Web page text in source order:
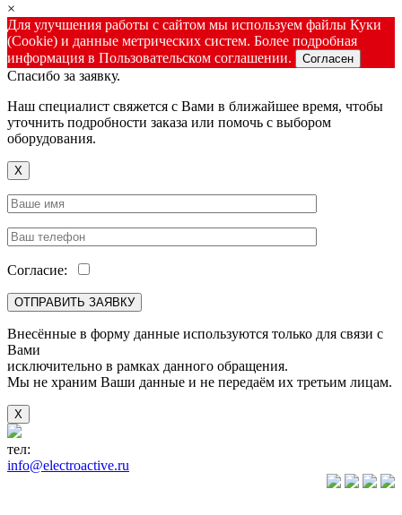
×
Для улучшения работы с сайтом мы используем файлы Куки
(Cookie) и данные метрических систем. Более подробная
информация в Пользовательском соглашении.
Согласен
Спасибо за заявку.
Наш специалист свяжется с Вами в ближайшее время, чтобы
уточнить подробности заказа или помочь с выбором
оборудования.
X
Согласие:
Внесённые в форму данные используются только для связи с
Вами
исключительно в рамках данного обращения.
Мы не храним Ваши данные и не передаём их третьим лицам.
X
тел:
info@electroactive.ru